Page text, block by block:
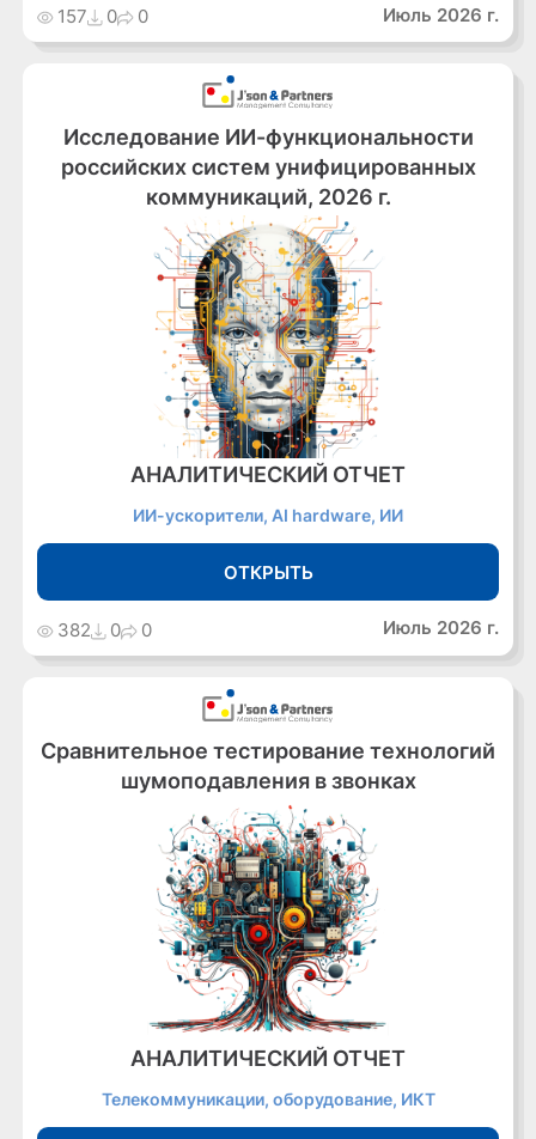
157 0 0 Июль 2026 г.
Исследование ИИ-функциональности
российских систем унифицированных
коммуникаций, 2026 г.
АНАЛИТИЧЕСКИЙ ОТЧЕТ
ИИ-ускорители, AI hardware, ИИ
ОТКРЫТЬ
382 0 0 Июль 2026 г.
Сравнительное тестирование технологий
шумоподавления в звонках
АНАЛИТИЧЕСКИЙ ОТЧЕТ
Телекоммуникации, оборудование, ИКТ